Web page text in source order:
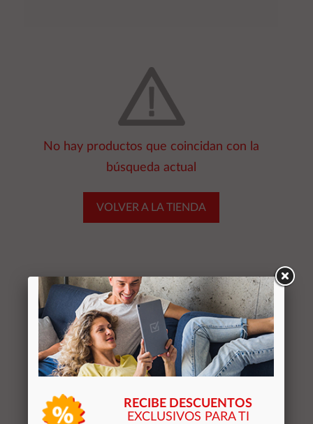
No hay productos que coincidan con la
búsqueda actual
VOLVER A LA TIENDA
RECIBE DESCUENTOS
EXCLUSIVOS PARA TI